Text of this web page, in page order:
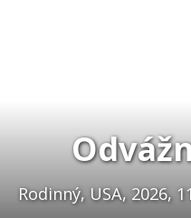
Rodinný, USA, 2026,